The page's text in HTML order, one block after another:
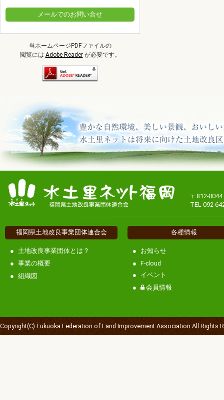
メールでのお問い合せ
当ホームページPDFファイルの
閲覧には Adobe Readerが必要です。
〒812-
TEL 092-
福岡県土地改良事業団体連合会
土地改良事業団体とは？
事業の概要
組織図
各種情報
お知らせ
F-cloud
イベント
会員情報
Copyright(C) Fukuoka Federation of Land Improvement Association All Rights